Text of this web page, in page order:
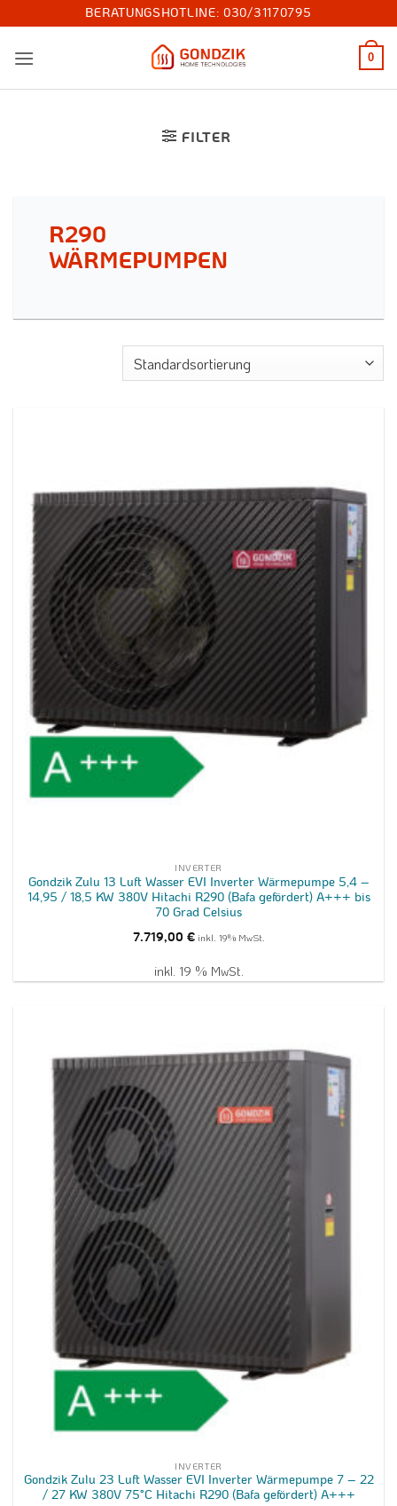
Inhalt
springen
BERATUNGSHOTLINE:030/31170795
0
FILTER
R290
WÄRMEPUMPEN
INVERTER
Gondzik Zulu 13 Luft Wasser EVI Inverter Wärmepumpe 5,4 –
14,95 / 18,5 KW 380V Hitachi R290 (Bafa gefördert) A+++ bis
70 Grad Celsius
7.719,00 € inkl. 19% MwSt.
inkl. 19 % MwSt.
INVERTER
Gondzik Zulu 23 Luft Wasser EVI Inverter Wärmepumpe 7 – 22
/ 27 KW 380V 75°C Hitachi R290 (Bafa gefördert) A+++